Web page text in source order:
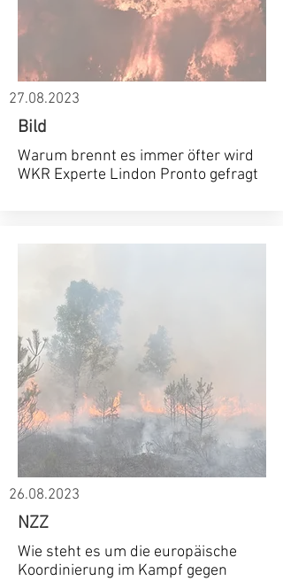
27.08.2023
Bild
Warum brennt es immer öfter wird
WKR Experte Lindon Pronto gefragt
26.08.2023
NZZ
Wie steht es um die europäische
Koordinierung im Kampf gegen